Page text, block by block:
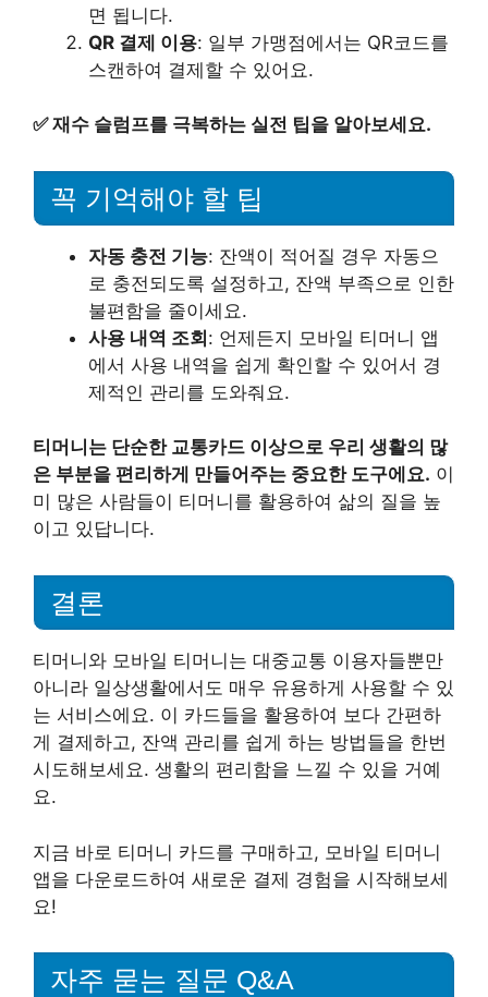
면 됩니다.
QR 결제 이용: 일부 가맹점에서는 QR코드를
스캔하여 결제할 수 있어요.
✅재수 슬럼프를 극복하는 실전 팁을 알아보세요.
꼭 기억해야 할 팁
자동 충전 기능: 잔액이 적어질 경우 자동으
로 충전되도록 설정하고, 잔액 부족으로 인한
불편함을 줄이세요.
사용 내역 조회: 언제든지 모바일 티머니 앱
에서 사용 내역을 쉽게 확인할 수 있어서 경
제적인 관리를 도와줘요.
티머니는 단순한 교통카드 이상으로 우리 생활의 많
은 부분을 편리하게 만들어주는 중요한 도구에요. 이
미 많은 사람들이 티머니를 활용하여 삶의 질을 높
이고 있답니다.
결론
티머니와 모바일 티머니는 대중교통 이용자들뿐만
아니라 일상생활에서도 매우 유용하게 사용할 수 있
는 서비스에요. 이 카드들을 활용하여 보다 간편하
게 결제하고, 잔액 관리를 쉽게 하는 방법들을 한번
시도해보세요. 생활의 편리함을 느낄 수 있을 거예
요.
지금 바로 티머니 카드를 구매하고, 모바일 티머니
앱을 다운로드하여 새로운 결제 경험을 시작해보세
요!
자주 묻는 질문 Q&A